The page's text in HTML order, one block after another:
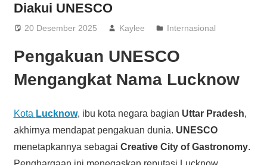
Diakui UNESCO
20 Desember 2025 Kaylee Internasional
Pengakuan UNESCO
Mengangkat Nama Lucknow
Kota Lucknow, ibu kota negara bagian Uttar Pradesh,
akhirnya mendapat pengakuan dunia. UNESCO
menetapkannya sebagai Creative City of Gastronomy.